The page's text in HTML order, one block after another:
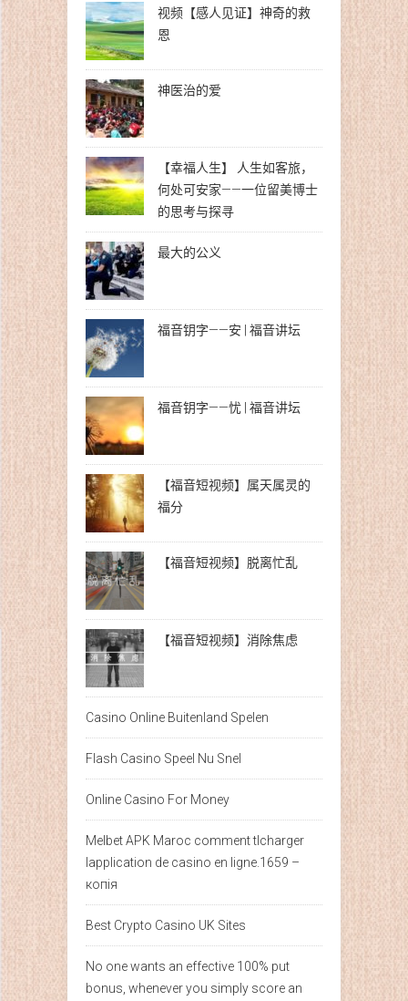
视频【感人见证】神奇的救
恩
神医治的爱
【幸福人生】 人生如客旅，
何处可安家——一位留美博士
的思考与探寻
最大的公义
福音钥字——安 | 福音讲坛
福音钥字——忧 | 福音讲坛
【福音短视频】属天属灵的
福分
【福音短视频】脱离忙乱
【福音短视频】消除焦虑
Casino Online Buitenland Spelen
Flash Casino Speel Nu Snel
Online Casino For Money
Melbet APK Maroc comment tlcharger
lapplication de casino en ligne.1659 –
копія
Best Crypto Casino UK Sites
No one wants an effective 100% put
bonus, whenever you simply score an